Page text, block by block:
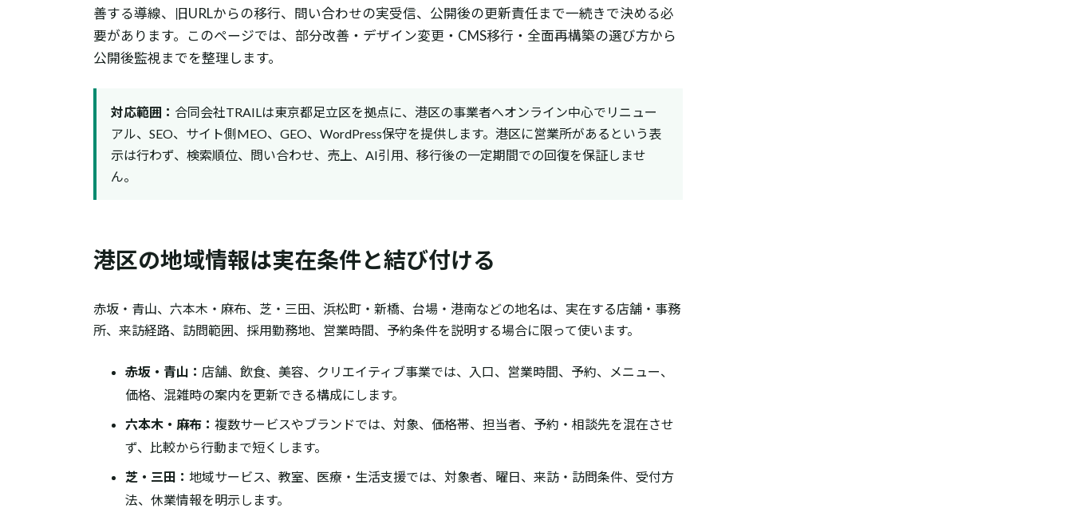
善する導線、旧URLからの移行、問い合わせの実受信、公開後の更新責任まで一続きで決める必
要があります。このページでは、部分改善・デザイン変更・CMS移行・全面再構築の選び方から
公開後監視までを整理します。
対応範囲： 合同会社TRAILは東京都足立区を拠点に、港区の事業者へオンライン中心でリニュー
アル、SEO、サイト側MEO、GEO、WordPress保守を提供します。港区に営業所があるという表
示は行わず、検索順位、問い合わせ、売上、AI引用、移行後の一定期間での回復を保証しませ
ん。
港区の地域情報は実在条件と結び付ける
赤坂・青山、六本木・麻布、芝・三田、浜松町・新橋、台場・港南などの地名は、実在する店舗・事務
所、来訪経路、訪問範囲、採用勤務地、営業時間、予約条件を説明する場合に限って使います。
赤坂・青山： 店舗、飲食、美容、クリエイティブ事業では、入口、営業時間、予約、メニュー、
価格、混雑時の案内を更新できる構成にします。
六本木・麻布： 複数サービスやブランドでは、対象、価格帯、担当者、予約・相談先を混在させ
ず、比較から行動まで短くします。
芝・三田： 地域サービス、教室、医療・生活支援では、対象者、曜日、来訪・訪問条件、受付方
法、休業情報を明示します。